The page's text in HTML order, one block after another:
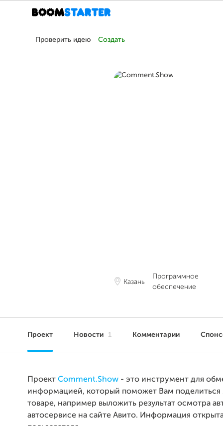
Проверить идею Создать
Казань
Программное
обеспечение
Проект Новости 1 Комментарии
Проект Comment.Show - это инструмент для
информацией, который поможет Вам
товаре, например выложить результат осмотра
автосервисе на сайте Авито. Информация